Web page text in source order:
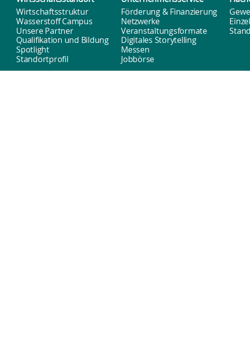
Wirtschaftsstruktur
Wasserstoff Campus
Unsere Partner
Qualifikation und Bildung
Spotlight
Standortprofil
Förderung & Finanzierung
Netzwerke
Veranstaltungsformate
Digitales Storytelling
Messen
Jobbörse